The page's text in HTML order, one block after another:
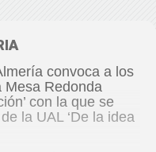
convoca a los
Mesa Redonda
con la que se
la UAL ‘De la idea